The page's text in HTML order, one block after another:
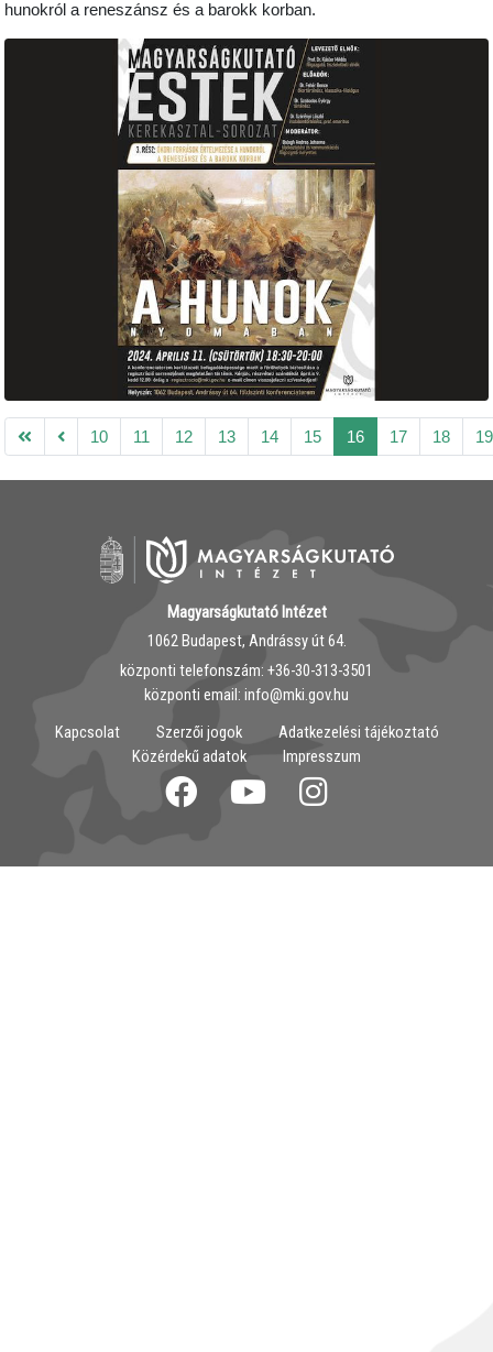
hunokról a reneszánsz és a barokk korban.
10 11 12 13 14 15 16 17 18 19
Magyarságkutató Intézet
1062 Budapest, Andrássy út 64.
központi telefonszám: ‭+36-30-313-3501
központi email: info@mki.gov.hu
Kapcsolat
Szerzői jogok
Adatkezelési tájékoztató
Közérdekű adatok
Impresszum